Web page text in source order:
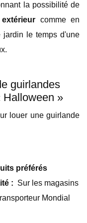
la possibilité de
comme en
jardin le temps d'une
guirlandes
»
louer une guirlande
préférés
: Sur les magasins
Mondial